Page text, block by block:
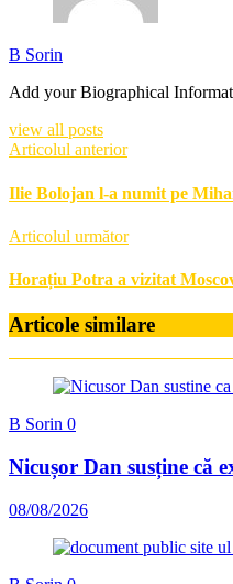
B Sorin
Add your Biographical
view all posts
Articolul anterior
Ilie Bolojan l-a numit pe
Articolul următor
Horațiu Potra a vizitat
Articole similare
B Sorin 0
Nicușor Dan susține că
08/08/2026